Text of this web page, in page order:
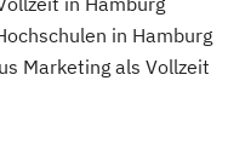
in Hamburg
Marketing als Vollzeit